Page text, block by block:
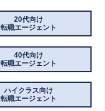
20代向け
転職エージェント
40代向け
転職エージェント
ハイクラス向け
転職エージェント